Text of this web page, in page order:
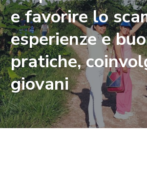
e favorire lo
esperienze e
pratiche,
giovani